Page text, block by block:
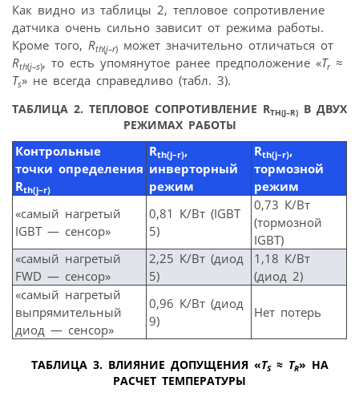
Как видно из таблицы 2, тепловое сопротивление
датчика очень сильно зависит от режима работы.
Кроме того, Rth(j–r) может значительно отличаться от
Rth(j–s), то есть упомянутое ранее предположение «Tr≈
Ts» не всегда справедливо (табл. 3).
ТАБЛИЦА 2. ТЕПЛОВОЕ СОПРОТИВЛЕНИЕ RTH(J–R) В ДВУХ
РЕЖИМАХ РАБОТЫ
Контрольные
точки определения
Rth(j–r)
Rth(j–r),
инверторный
режим
Rth(j–r),
тормозной
режим
«самый нагретый
IGBT — сенсор»
0,81 К/Вт (IGBT
5)
0,73 К/Вт
(тормозной
IGBT)
«самый нагретый
FWD — сенсор»
2,25 К/Вт (диод
5)
1,18 К/Вт
(диод 2)
«самый нагретый
выпрямительный
диод — сенсор»
0,96 К/Вт (диод
9)
Нет потерь
ТАБЛИЦА 3. ВЛИЯНИЕ ДОПУЩЕНИЯ «TS≈ TR» НА
РАСЧЕТ ТЕМПЕРАТУРЫ